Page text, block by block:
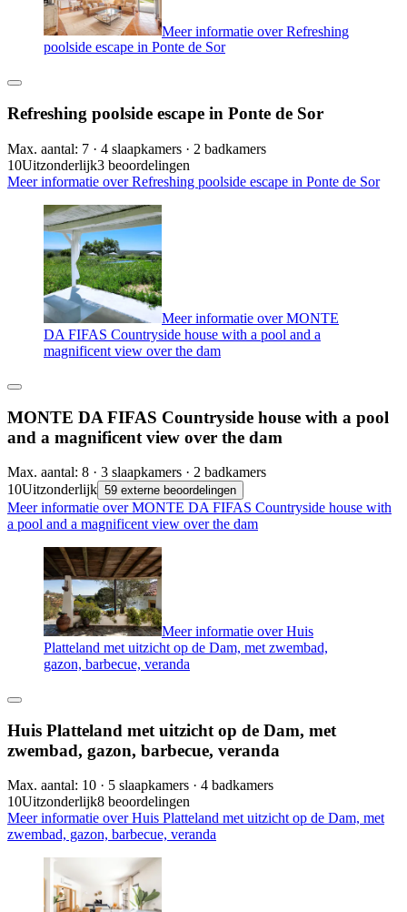
Meer informatie over Refreshing
poolside escape in Ponte de Sor
Refreshing poolside escape in Ponte de Sor
Max. aantal: 7 · 4 slaapkamers · 2 badkamers
10Uitzonderlijk3 beoordelingen
Meer informatie over Refreshing poolside escape in Ponte de Sor
Meer informatie over MONTE
DA FIFAS Countryside house with a pool and a
magnificent view over the dam
MONTE DA FIFAS Countryside house with a pool
and a magnificent view over the dam
Max. aantal: 8 · 3 slaapkamers · 2 badkamers
10Uitzonderlijk 59 externe beoordelingen
Meer informatie over MONTE DA FIFAS Countryside house with
a pool and a magnificent view over the dam
Meer informatie over Huis
Platteland met uitzicht op de Dam, met zwembad,
gazon, barbecue, veranda
Huis Platteland met uitzicht op de Dam, met
zwembad, gazon, barbecue, veranda
Max. aantal: 10 · 5 slaapkamers · 4 badkamers
10Uitzonderlijk8 beoordelingen
Meer informatie over Huis Platteland met uitzicht op de Dam, met
zwembad, gazon, barbecue, veranda